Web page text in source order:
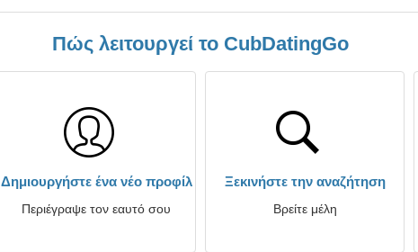
Πώς λειτουργεί το CubDatingGo
Δημιουργήστε ένα νέο προφίλ
Περιέγραψε τον εαυτό σου
Ξεκινήστε την αναζήτηση
Βρείτε μέλη